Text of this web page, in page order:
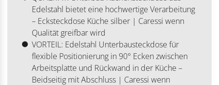
Edelstahl bietet eine hochwertige Verarbeitung
– Ecksteckdose Küche silber | Caressi wenn
Qualität greifbar wird
VORTEIL: Edelstahl Unterbausteckdose für
flexible Positionierung in 90° Ecken zwischen
Arbeitsplatte und Rückwand in der Küche –
Beidseitig mit Abschluss | Caressi wenn